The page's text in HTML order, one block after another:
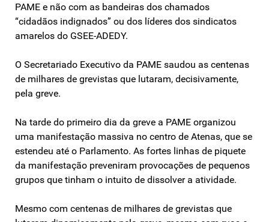
PAME e não com as bandeiras dos chamados
“cidadãos indignados” ou dos líderes dos sindicatos
amarelos do GSEE-ADEDY.
O Secretariado Executivo da PAME saudou as centenas
de milhares de grevistas que lutaram, decisivamente,
pela greve.
Na tarde do primeiro dia da greve a PAME organizou
uma manifestação massiva no centro de Atenas, que se
estendeu até o Parlamento. As fortes linhas de piquete
da manifestação preveniram provocações de pequenos
grupos que tinham o intuito de dissolver a atividade.
Mesmo com centenas de milhares de grevistas que